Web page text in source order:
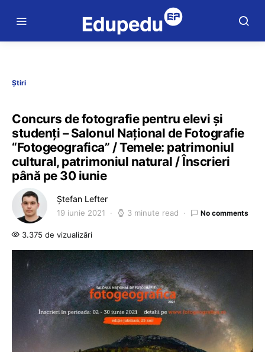
Știri
Concurs de fotografie pentru elevi și
studenți – Salonul Național de Fotografie
“Fotogeografica” / Temele: patrimoniul
cultural, patrimoniul natural / Înscrieri
până pe 30 iunie
Ștefan Lefter
19 iunie 2021 3 minute read No comments
3.375 de vizualizări